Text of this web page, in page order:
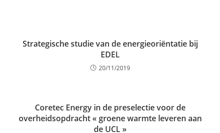
Strategische studie van de energieoriëntatie bij
EDEL
20/11/2019
Coretec Energy in de preselectie voor de
overheidsopdracht « groene warmte leveren aan
de UCL »